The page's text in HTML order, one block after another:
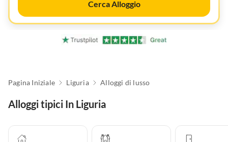
Cerca Alloggio
Pagina Iniziale Liguria Alloggi di lusso
Alloggi tipici In Liguria